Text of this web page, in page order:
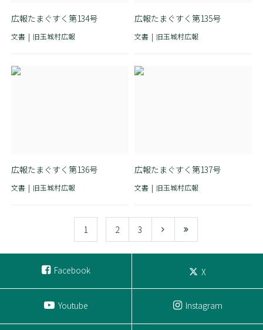
広報たまぐすく第134号
文書 旧玉城村広報
広報たまぐすく第135号
文書 旧玉城村広報
広報たまぐすく第136号
文書 旧玉城村広報
広報たまぐすく第137号
文書 旧玉城村広報
1 2 3
Facebook X
Youtube Instagram